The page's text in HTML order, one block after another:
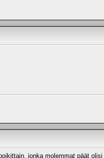
jonka molemmat päät